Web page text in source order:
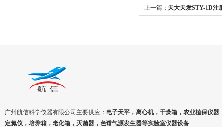
上一篇： 天大天发STY-1D注
广州航信科学仪器有限公司主要供应： 电子天平，离心机，干燥箱，农业植保仪器
定氮仪，培养箱，老化箱，灭菌器，色谱气源发生器等实验室仪器设备